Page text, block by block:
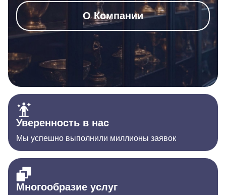
О Компании
Уверенность в нас
Мы успешно выполнили миллионы заявок
Многообразие услуг